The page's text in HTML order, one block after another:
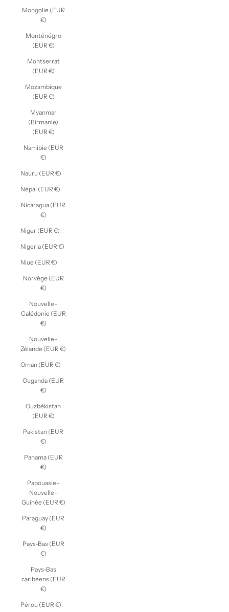
Mongolie (EUR
€)
Monténégro
(EUR €)
Montserrat
(EUR €)
Mozambique
(EUR €)
Myanmar
(Birmanie)
(EUR €)
Namibie (EUR
€)
Nauru (EUR €)
Népal (EUR €)
Nicaragua (EUR
€)
Niger (EUR €)
Nigeria (EUR €)
Niue (EUR €)
Norvège (EUR
€)
Nouvelle-
Calédonie (EUR
€)
Nouvelle-
Zélande (EUR €)
Oman (EUR €)
Ouganda (EUR
€)
Ouzbékistan
(EUR €)
Pakistan (EUR
€)
Panama (EUR
€)
Papouasie-
Nouvelle-
Guinée (EUR €)
Paraguay (EUR
€)
Pays-Bas (EUR
€)
Pays-Bas
caribéens (EUR
€)
Pérou (EUR €)